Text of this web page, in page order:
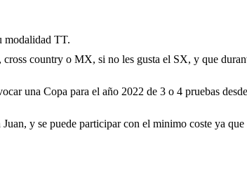
modalidad TT.
country o MX, si no les gusta el SX, y que
una Copa para el año 2022 de 3 o 4 pruebas
y se puede participar con el minimo coste ya